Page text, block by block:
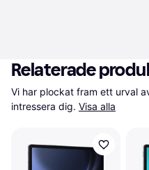
Relaterade
Vi har plockat fram ett urval
intressera dig. Visa alla